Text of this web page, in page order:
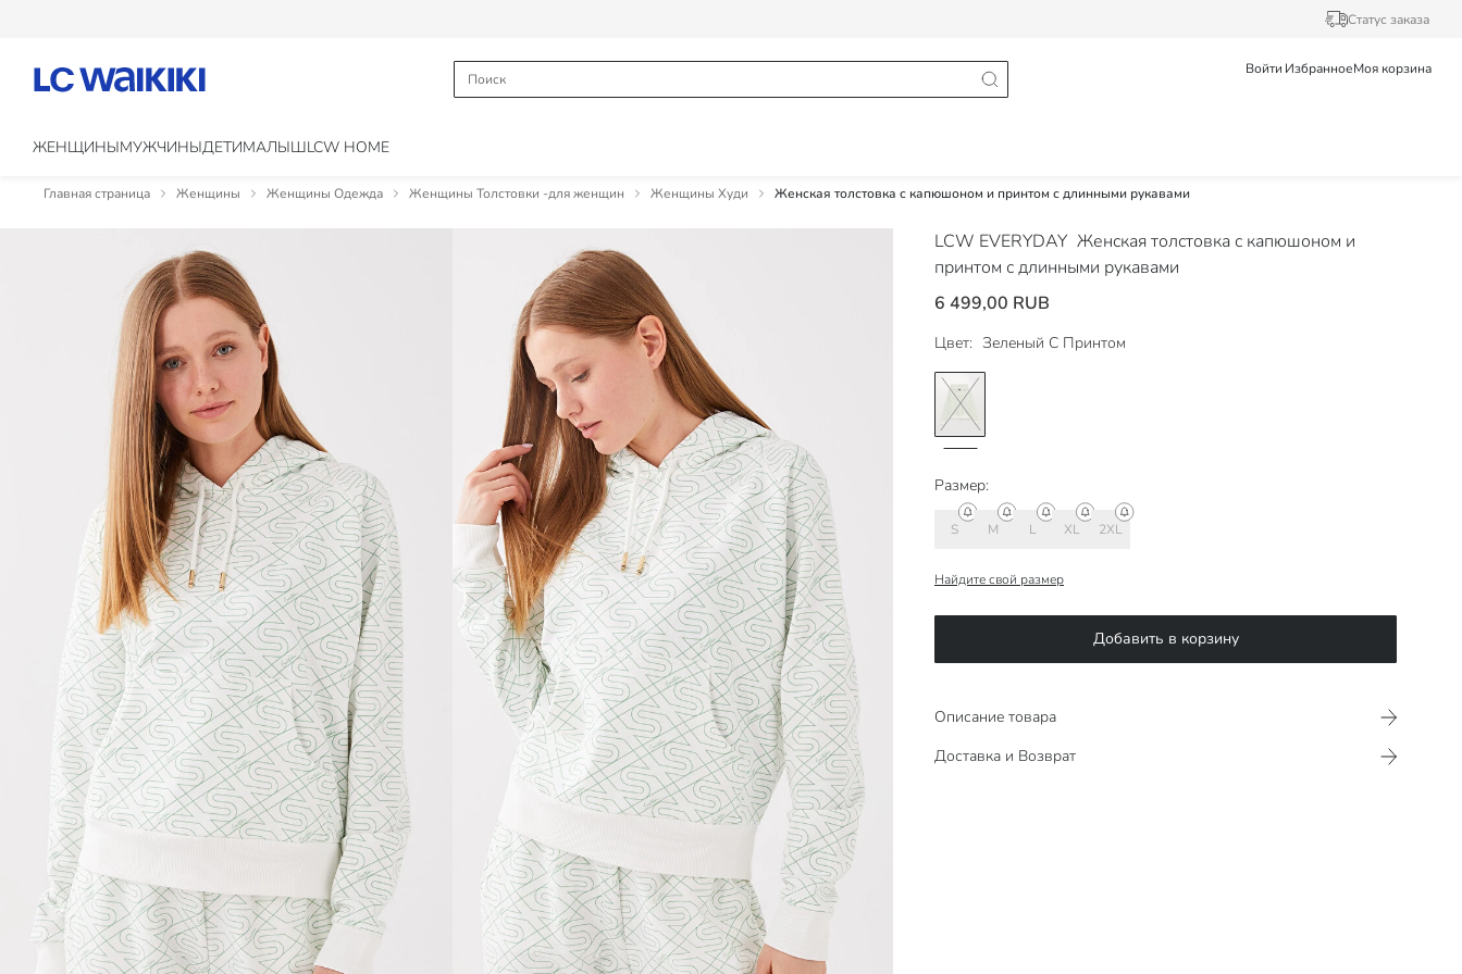
Статус заказа
Войти ИзбранноеМоя корзина
ЖЕНЩИНЫМУЖЧИНЫДЕТИМАЛЫШLCW HOME
Главная страница Женщины Женщины Одежда Женщины Толстовки -для женщин Женщины Худи Женская толстовка с капюшоном и принтом с длинными рукавами
LCW EVERYDAY Женская толстовка с капюшоном и
принтом с длинными рукавами
6 499,00 RUB
Цвет: Зеленый С Принтом
Размер:
S M L XL 2XL
Найдите свой размер
Добавить в корзину
Описание товара
Доставка и Возврат